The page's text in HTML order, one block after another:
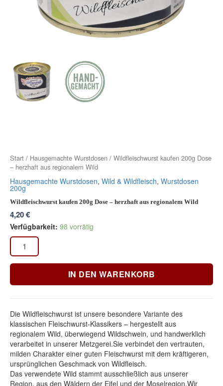
Start / Hausgemachte Wurstdosen / Wildfleischwurst kaufen 200g Dose
– herzhaft aus regionalem Wild
Hausgemachte Wurstdosen, Wild & Wildfleisch, Wurstdosen
200g
Wildfleischwurst kaufen 200g Dose – herzhaft aus regionalem Wild
4,20€
IN DEN WARENKORB
Die Wildfleischwurst ist unsere besondere Variante des
klassischen Fleischwurst-Klassikers – hergestellt aus
regionalem Wild, überwiegend Wildschwein, und handwerklich
verarbeitet in unserer Metzgerei.Sie verbindet den vertrauten,
milden Charakter einer guten Fleischwurst mit dem kräftigeren,
ursprünglichen Geschmack von Wildfleisch.
Das verwendete Wild stammt ausschließlich aus unserer
Region, aus den Wäldern der Eifel und der Moselregion.Wir
Verfügbarkeit: 98 vorrätig